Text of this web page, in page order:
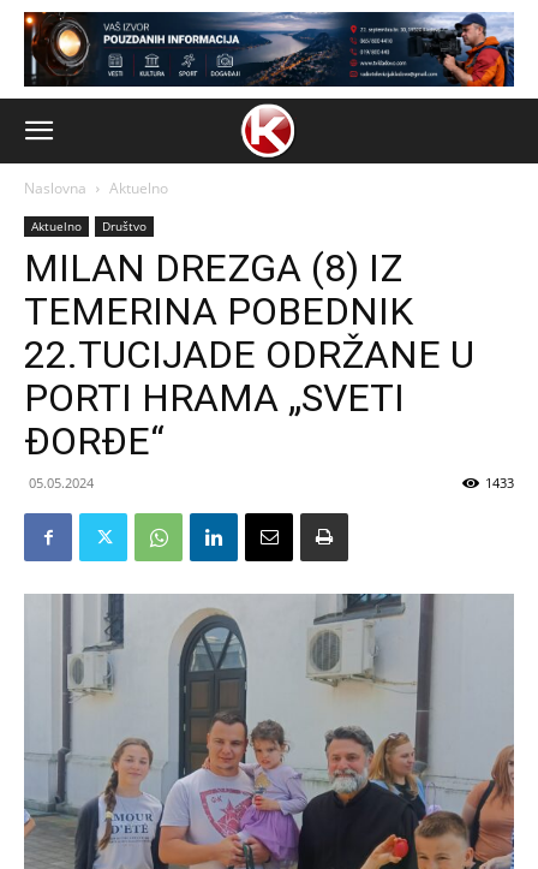
Naslovna Aktuelno
Aktuelno Društvo
MILAN DREZGA (8) IZ
TEMERINA POBEDNIK
22.TUCIJADE ODRŽANE U
PORTI HRAMA „SVETI
ĐORĐE“
05.05.2024 1433